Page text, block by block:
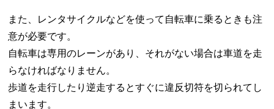
また、レンタサイクルなどを使って自転車に乗るときも注
意が必要です。
自転車は専用のレーンがあり、それがない場合は車道を走
らなければなりません。
歩道を走行したり逆走するとすぐに違反切符を切られてし
まいます。